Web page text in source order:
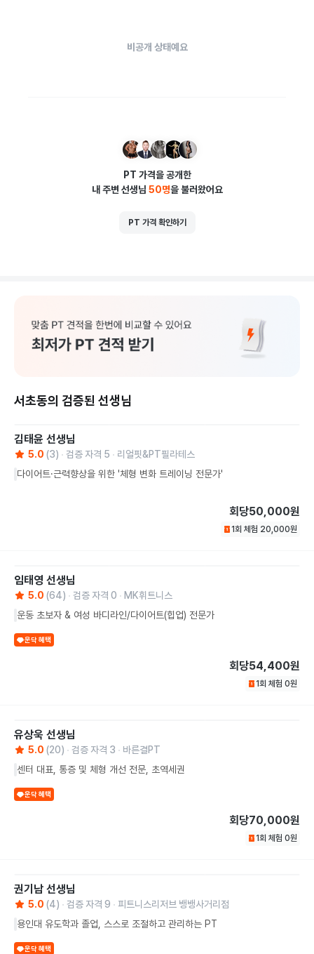
비공개 상태예요
PT 가격을 공개한
내 주변 선생님 50명을 불러왔어요
PT 가격 확인하기
서초동의 검증된 선생님
김태윤 선생님
5.0 (3) 검증 자격 5
리얼핏&PT필라테스
다이어트·근력향상을 위한 '체형 변화 트레이닝 전문가'
회당50,000원
1회 체험 20,000원
임태영 선생님
5.0 (64) 검증 자격 0
MK휘트니스
운동 초보자 & 여성 바디라인/다이어트(힙업) 전문가
운닥 혜택
회당54,400원
1회 체험 0원
유상욱 선생님
5.0 (20) 검증 자격 3
바른결PT
센터 대표, 통증 및 체형 개선 전문, 초역세권
운닥 혜택
회당70,000원
1회 체험 0원
권기남 선생님
5.0 (4) 검증 자격 9
피트니스리저브 뱅뱅사거리점
용인대 유도학과 졸업, 스스로 조절하고 관리하는 PT
운닥 혜택